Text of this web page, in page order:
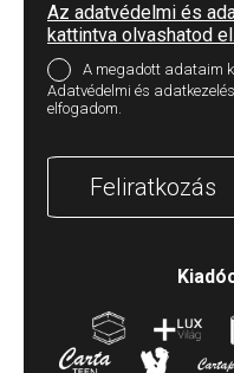
Az adatvédelmi és
kattintva olvashatod el.
A megadott adataim
Adatvédelmi és adatkezelési
elfogadom.
Feliratkozás